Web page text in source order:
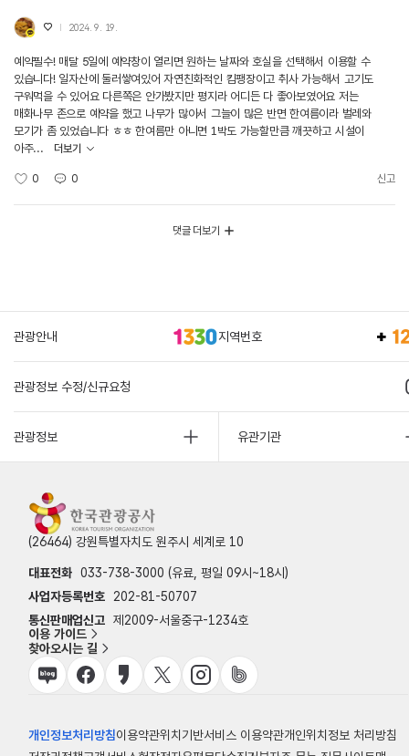
♡ 2024. 9. 19.
예약필수! 매달 5일에 예약창이 열리면 원하는 날짜와 호실을 선택해서 이용할 수
있습니다! 일자산에 둘러쌓여있어 자연친화적인 킴팽장이고 취사 가능해서 고기도
구워먹을 수 있어요 다른쪽은 안가봤지만 평지라 어디든 다 좋아보였어요 저는
매화나무 존으로 예약을 했고 나무가 많아서 그늘이 많은 반면 한여름이라 벌레와
모기가 좀 있었습니다 ㅎㅎ 한여름만 아니면 1박도 가능할만큼 깨끗하고 시설이
아주...
더보기
0 0 신고
댓글 더보기
관광안내 지역번호
관광정보 수정/신규요청
관광정보 유관기관
(26464) 강원특별자치도 원주시 세계로 10
대표전화 033-738-3000 (유료, 평일 09시~18시)
사업자등록번호
202-81-50707
통신판매업신고 제2009-서울중구-1234호
이용 가이드
찾아오시는 길
개인정보처리방침이용약관위치기반서비스 이용약관개인위치정보 처리방침